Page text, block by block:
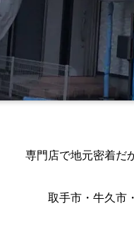
専門店で地元密着だ
取手市・牛久市